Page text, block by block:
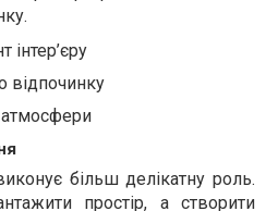
інтер’єру
відпочинку
більш делікатну роль.
простір, а створити